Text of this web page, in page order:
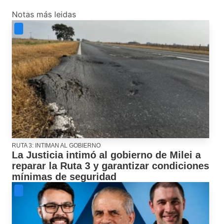
Notas más leidas
RUTA 3: INTIMAN AL GOBIERNO
La Justicia intimó al gobierno de Milei a
reparar la Ruta 3 y garantizar condiciones
mínimas de seguridad